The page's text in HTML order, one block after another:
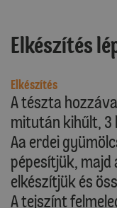
Elkészítés
Elkészítés
A tészta
mitután kihűlt, 3
Aa erdei
pépesítjük,
elkészítjük és
A tejszínt